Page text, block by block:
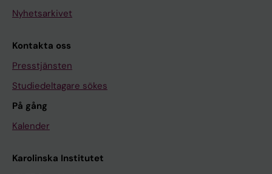
Nyhetsarkivet
Kontakta oss
Presstjänsten
Studiedeltagare sökes
På gång
Kalender
Karolinska Institutet